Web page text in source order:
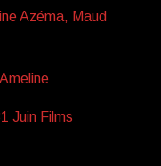
Azéma, Maud
Juin Films